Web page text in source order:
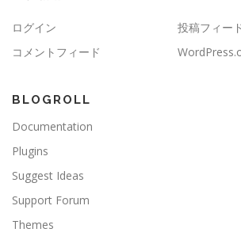
ログイン
投稿フィー
コメントフィード
BLOGROLL
Documentation
Plugins
Suggest Ideas
Support Forum
Themes